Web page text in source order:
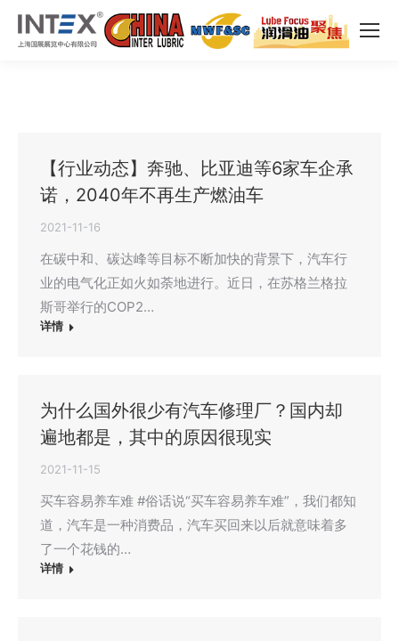
【行业动态】奔驰、比亚迪等6家车企承
诺，2040年不再生产燃油车
2021-11-16
在碳中和、碳达峰等目标不断加快的背景下，汽车行
业的电气化正如火如荼地进行。近日，在苏格兰格拉
斯哥举行的COP2…
详情
为什么国外很少有汽车修理厂？国内却
遍地都是，其中的原因很现实
2021-11-15
买车容易养车难 #俗话说“买车容易养车难”，我们都知
道，汽车是一种消费品，汽车买回来以后就意味着多
了一个花钱的…
详情